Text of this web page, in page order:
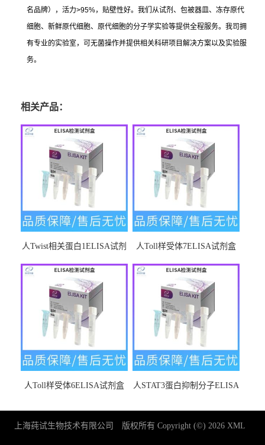
名品牌），活力>95%，贴壁性好。我们从试剂、包被器皿、冻存原代
细胞、新鲜原代细胞、原代细胞的分子学实验等提供全程服务。我司拥
有专业的实验室，可无菌操作并提供相关科研项目解决方案以及实验服
务。
相关产品：
人Twist相关蛋白1ELISA试剂
人Toll样受体7ELISA试剂盒
人Toll样受体6ELISA试剂盒
人STAT3蛋白抑制分子ELISA
上海莼试生物技术有限公司 版权所有 Copyright (©) 2026 XML